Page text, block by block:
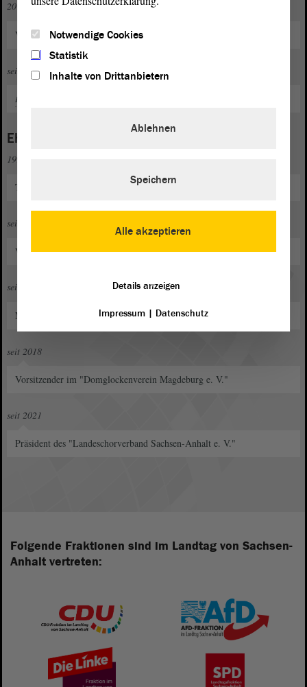
2014 bis 2019
Vorsitzender des Stadtrates Magdeburg
seit 2025
Parlamentarischer Geschäftsführer
Ehrenamt
1999 bis 2016 und seit 2021
Trainer des Fußballnachwuchses des "VfB Ottersleben e. V."
seit 2006
Vorstand/Mitglied im "VfB Ottersleben e. V."
seit 2015
Mitglied im "Förderverein des Magdeburger Dommuseums e. V."
seit 2018
Vorsitzender im "Domglockenverein Magdeburg e. V."
seit 2021
Präsident des "Landeschorverband Sachsen-Anhalt e. V."
Folgende Fraktionen sind im Landtag von Sachsen-
Anhalt vertreten:
Notwendige Cookies
Statistik
Inhalte von Drittanbietern
Alle akzeptieren
Ablehnen
Speichern
Details anzeigen
Impressum| Datenschutz